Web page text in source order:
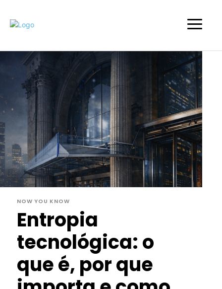
NOW YOU KNOW
Entropia
tecnológica: o
que é, por que